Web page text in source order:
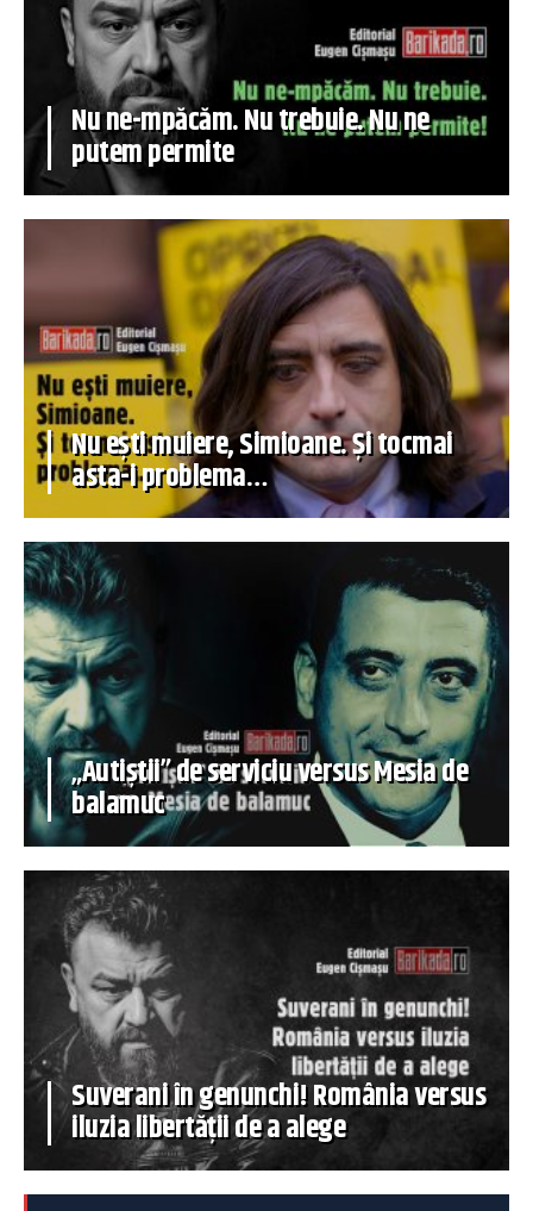
Nu ne-mpăcăm. Nu trebuie. Nu ne
putem permite
Nu ești muiere, Simioane. Și tocmai
asta-i problema…
„Autiștii” de serviciu versus Mesia de
balamuc
Suverani în genunchi! România versus
iluzia libertății de a alege